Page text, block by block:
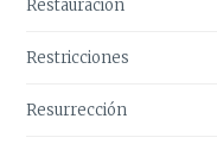
Restauración
Restricciones
Resurrección